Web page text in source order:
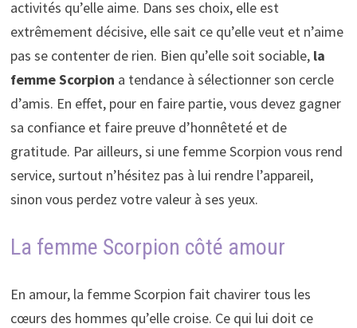
activités qu’elle aime. Dans ses choix, elle est
extrêmement décisive, elle sait ce qu’elle veut et n’aime
pas se contenter de rien. Bien qu’elle soit sociable,la
femme Scorpion a tendance à sélectionner son cercle
d’amis. En effet, pour en faire partie, vous devez gagner
sa confiance et faire preuve d’honnêteté et de
gratitude. Par ailleurs, si une femme Scorpion vous rend
service, surtout n’hésitez pas à lui rendre l’appareil,
sinon vous perdez votre valeur à ses yeux.
La femme Scorpion côté amour
En amour, la femme Scorpion fait chavirer tous les
cœurs des hommes qu’elle croise. Ce qui lui doit ce